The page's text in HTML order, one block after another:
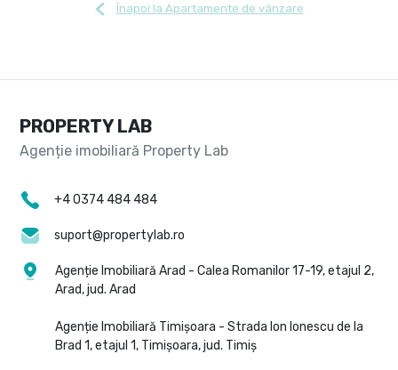
Înapoi la Apartamente de vânzare
PROPERTY LAB
+4 0374 484 484
suport@propertylab.ro
Agenție Imobiliară Arad - Calea Romanilor 17-19, etajul 2,
Arad, jud. Arad
Agenție Imobiliară Timișoara - Strada Ion Ionescu de la
Brad 1, etajul 1, Timișoara, jud. Timiș